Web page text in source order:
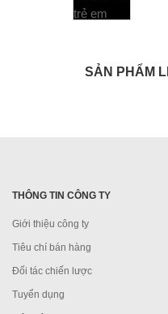
SẢN PHẨM
THÔNG TIN CÔNG TY
Giới thiệu công ty
Tiêu chí bán hàng
Đối tác chiến lược
Tuyển dụng